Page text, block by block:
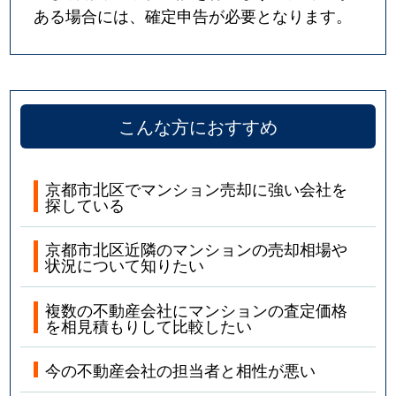
ある場合には、確定申告が必要となります。
こんな方におすすめ
京都市北区でマンション売却に強い会社を
探している
京都市北区近隣のマンションの売却相場や
状況について知りたい
複数の不動産会社にマンションの査定価格
を相見積もりして比較したい
今の不動産会社の担当者と相性が悪い